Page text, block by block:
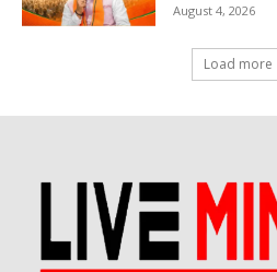
August 4, 2026
Load more